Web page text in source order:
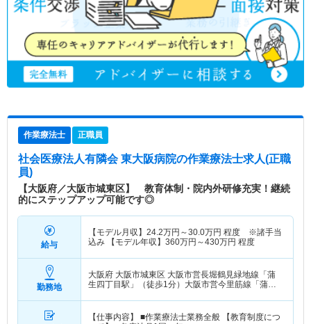
作業療法士 正職員
社会医療法人有隣会 東大阪病院の作業療法士求人(正職
員)
【大阪府／大阪市城東区】 教育体制・院内外研修充実！継続
的にステップアップ可能です◎
給与
【モデル月収】 24.2万円～30.0万円 程度 ※諸手当
込み 【モデル年収】 360万円～430万円 程度
勤務地
大阪府 大阪市城東区 大阪市営長堀鶴見緑地線「蒲
生四丁目駅」（徒歩1分）大阪市営今里筋線「蒲生
【仕事内容】 ■作業療法士業務全般 【教育制度につ